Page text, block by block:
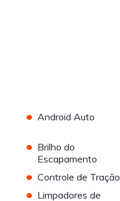
• Android Auto
• Brilho do
Escapamento
• Controle de Tração
• Limpadores de